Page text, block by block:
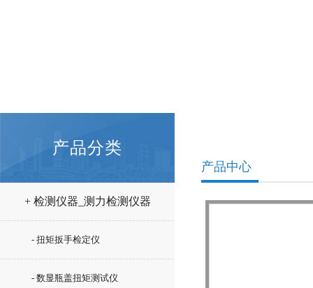
产品分类
+ 检测仪器_测力检测仪器
- 扭矩扳手检定仪
- 数显瓶盖扭矩测试仪
产品中心